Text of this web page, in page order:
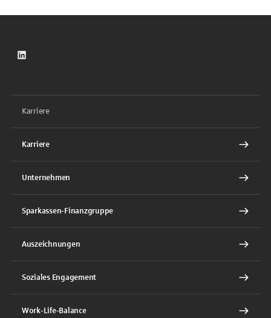
LinkedIn
Karriere
Karriere
Unternehmen
Sparkassen-Finanzgruppe
Auszeichnungen
Soziales Engagement
Work-Life-Balance